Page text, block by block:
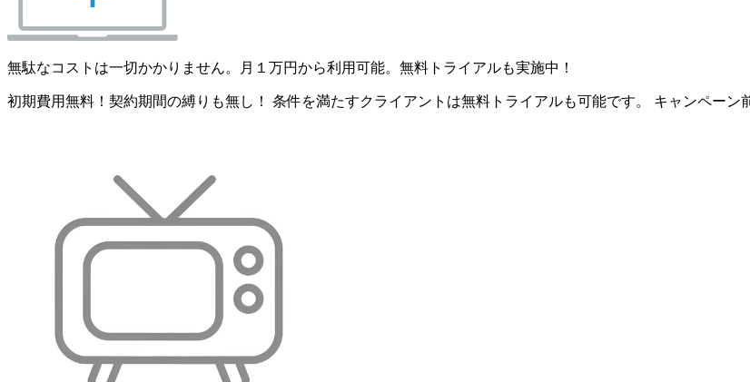
無駄なコストは一切かかりません。月１万円から利用可能。無料トライアルも実施中！
初期費用無料！契約期間の縛りも無し！ 条件を満たすクライアントは無料トライアルも可能です。 キャンペーン